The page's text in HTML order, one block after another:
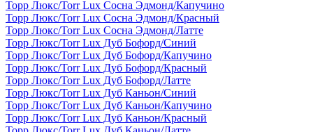
Торр Люкс/Torr Lux Сосна Эдмонд/Капучино
Торр Люкс/Torr Lux Сосна Эдмонд/Красный
Торр Люкс/Torr Lux Сосна Эдмонд/Латте
Торр Люкс/Torr Lux Дуб Бофорд/Синий
Торр Люкс/Torr Lux Дуб Бофорд/Капучино
Торр Люкс/Torr Lux Дуб Бофорд/Красный
Торр Люкс/Torr Lux Дуб Бофорд/Латте
Торр Люкс/Torr Lux Дуб Каньон/Синий
Торр Люкс/Torr Lux Дуб Каньон/Капучино
Торр Люкс/Torr Lux Дуб Каньон/Красный